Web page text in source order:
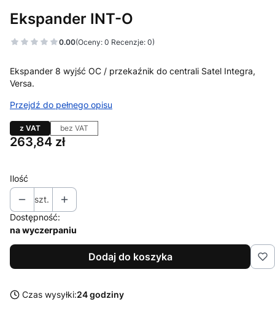
Ekspander INT-O
0.00(Oceny: 0 Recenzje: 0)
Ekspander 8 wyjść OC / przekaźnik do centrali Satel Integra,
Versa.
Przejdź do pełnego opisu
z VAT bez VAT
Cena
263,84 zł
Ilość
szt.
Dostępność:
na wyczerpaniu
Dodaj do koszyka
Czas wysyłki:24 godziny